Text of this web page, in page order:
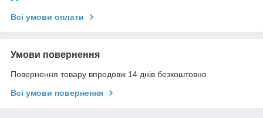
Всі умови оплати
Умови повернення
Повернення товару впродовж 14 днів безкоштовно
Всі умови повернення